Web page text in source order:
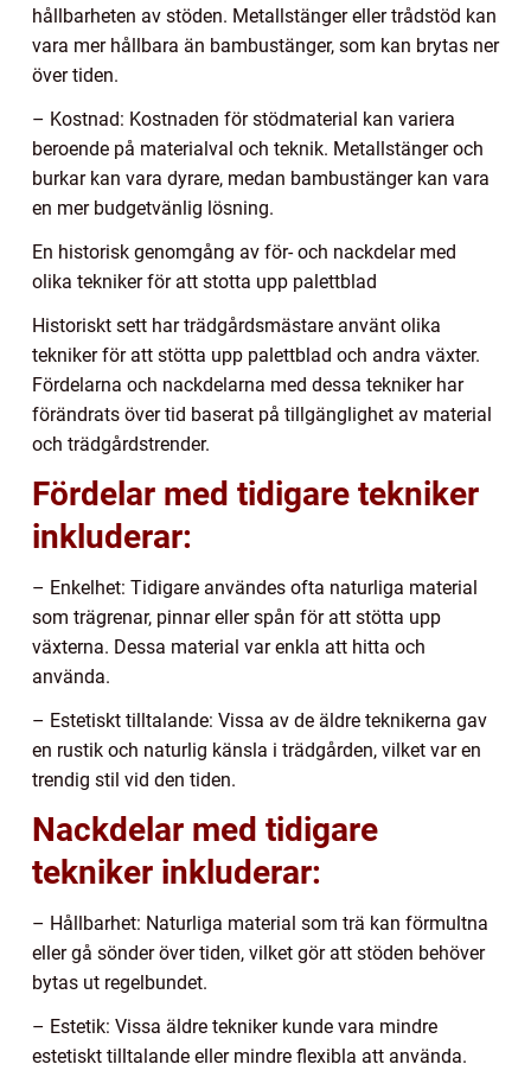
hållbarheten av stöden. Metallstänger eller trådstöd kan
vara mer hållbara än bambustänger, som kan brytas ner
över tiden.
– Kostnad: Kostnaden för stödmaterial kan variera
beroende på materialval och teknik. Metallstänger och
burkar kan vara dyrare, medan bambustänger kan vara
en mer budgetvänlig lösning.
En historisk genomgång av för- och nackdelar med
olika tekniker för att stotta upp palettblad
Historiskt sett har trädgårdsmästare använt olika
tekniker för att stötta upp palettblad och andra växter.
Fördelarna och nackdelarna med dessa tekniker har
förändrats över tid baserat på tillgänglighet av material
och trädgårdstrender.
Fördelar med tidigare tekniker
inkluderar:
– Enkelhet: Tidigare användes ofta naturliga material
som trägrenar, pinnar eller spån för att stötta upp
växterna. Dessa material var enkla att hitta och
använda.
– Estetiskt tilltalande: Vissa av de äldre teknikerna gav
en rustik och naturlig känsla i trädgården, vilket var en
trendig stil vid den tiden.
Nackdelar med tidigare
tekniker inkluderar:
– Hållbarhet: Naturliga material som trä kan förmultna
eller gå sönder över tiden, vilket gör att stöden behöver
bytas ut regelbundet.
– Estetik: Vissa äldre tekniker kunde vara mindre
estetiskt tilltalande eller mindre flexibla att använda.